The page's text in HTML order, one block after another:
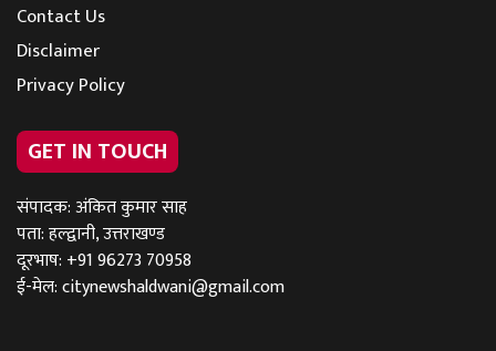
Contact Us
Disclaimer
Privacy Policy
GET IN TOUCH
संपादक: अंकित कुमार साह
पता: हल्द्वानी, उत्तराखण्ड
दूरभाष: +91 96273 70958
ई-मेल:citynewshaldwani@gmail.com